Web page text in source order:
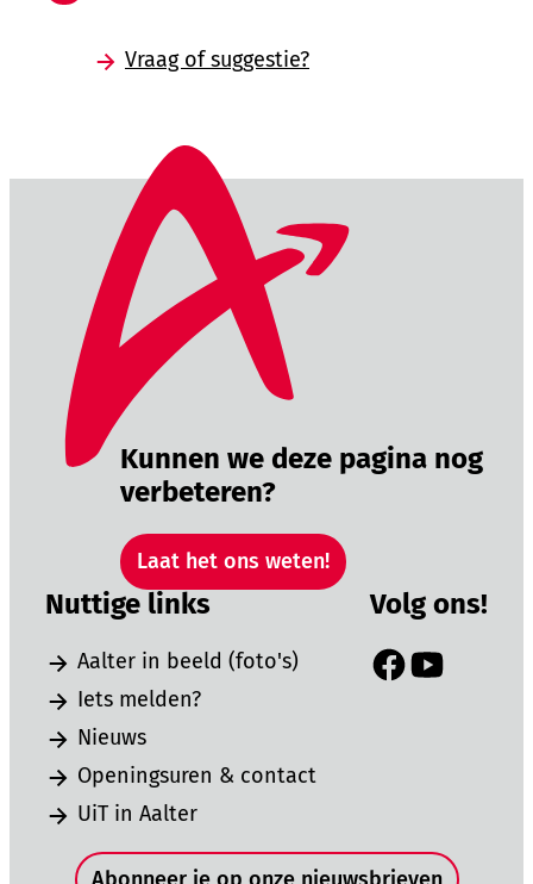
Vraag of suggestie?
Kunnen we deze pagina nog
verbeteren?
Laat het ons weten!
Nuttige links
Aalter in beeld (foto's)
Iets melden?
Nieuws
Openingsuren & contact
UiT in Aalter
Volg ons!
Facebook
YouTube
Snel naar